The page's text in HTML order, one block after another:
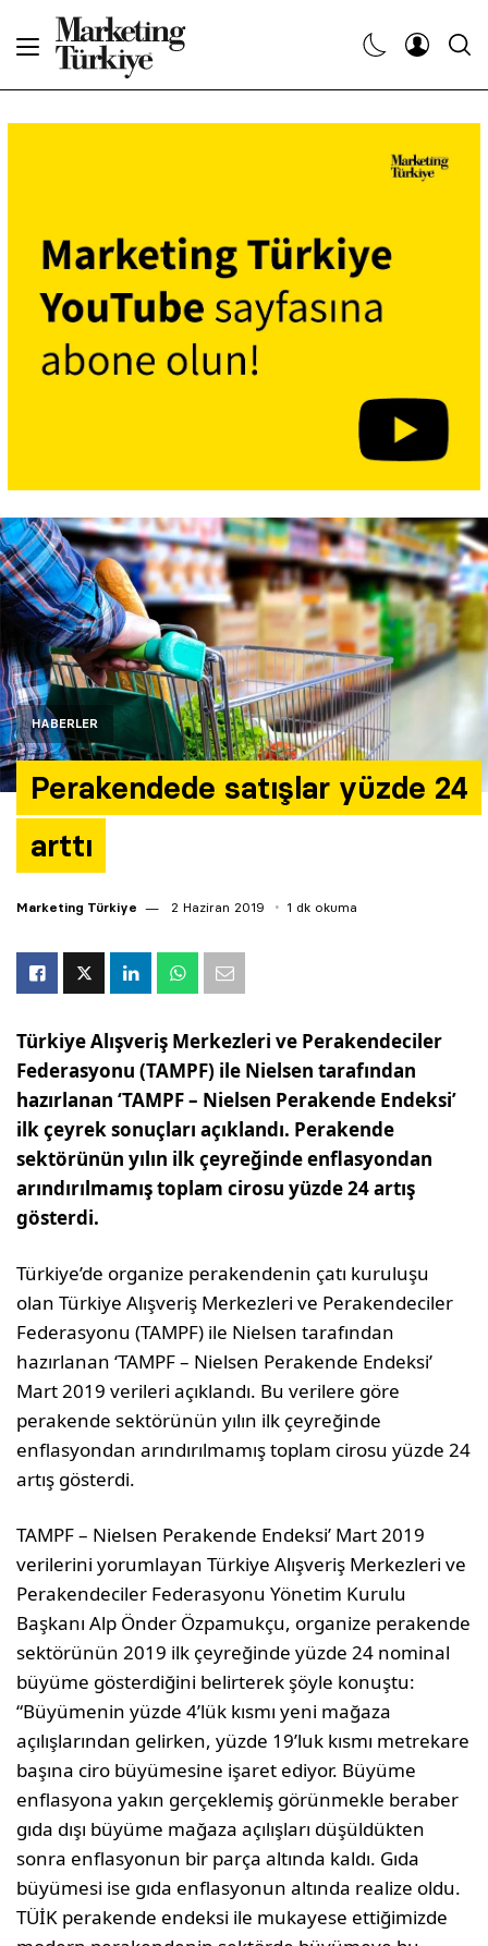
HABERLER
Perakendede satışlar yüzde 24
arttı
Marketing Türkiye 2 Haziran 2019 1 dk okuma
Türkiye Alışveriş Merkezleri ve Perakendeciler
Federasyonu (TAMPF) ile Nielsen tarafından
hazırlanan ‘TAMPF – Nielsen Perakende Endeksi’
ilk çeyrek sonuçları açıklandı. Perakende
sektörünün yılın ilk çeyreğinde enflasyondan
arındırılmamış toplam cirosu yüzde 24 artış
gösterdi.
Türkiye’de organize perakendenin çatı kuruluşu
olan Türkiye Alışveriş Merkezleri ve Perakendeciler
Federasyonu (TAMPF) ile Nielsen tarafından
hazırlanan ‘TAMPF – Nielsen Perakende Endeksi’
Mart 2019 verileri açıklandı. Bu verilere göre
perakende sektörünün yılın ilk çeyreğinde
enflasyondan arındırılmamış toplam cirosu yüzde 24
artış gösterdi.
TAMPF – Nielsen Perakende Endeksi’ Mart 2019
verilerini yorumlayan Türkiye Alışveriş Merkezleri ve
Perakendeciler Federasyonu Yönetim Kurulu
Başkanı Alp Önder Özpamukçu, organize perakende
sektörünün 2019 ilk çeyreğinde yüzde 24 nominal
büyüme gösterdiğini belirterek şöyle konuştu:
“Büyümenin yüzde 4’lük kısmı yeni mağaza
açılışlarından gelirken, yüzde 19’luk kısmı metrekare
başına ciro büyümesine işaret ediyor. Büyüme
enflasyona yakın gerçeklemiş görünmekle beraber
gıda dışı büyüme mağaza açılışları düşüldükten
sonra enflasyonun bir parça altında kaldı. Gıda
büyümesi ise gıda enflasyonun altında realize oldu.
TÜİK perakende endeksi ile mukayese ettiğimizde
Dergiler
Etkinlikler
Araştırma